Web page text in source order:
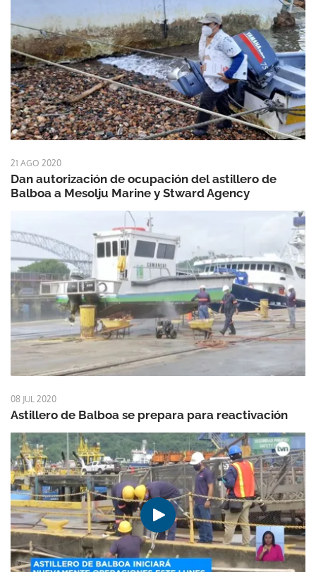
21 AGO 2020
Dan autorización de ocupación del astillero de
Balboa a Mesolju Marine y Stward Agency
08 JUL 2020
Astillero de Balboa se prepara para reactivación